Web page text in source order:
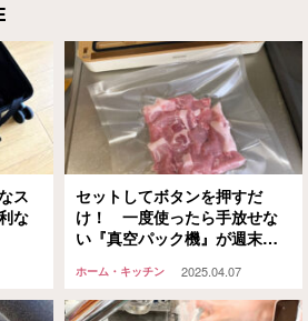
ス
な
セットしてボタンを押すだ
け！ 一度使ったら手放せな
い『真空パック機』が週末ま
ホーム・キッチン 2025.04.07